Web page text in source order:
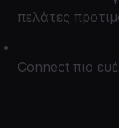
πελάτες
Connect πιο